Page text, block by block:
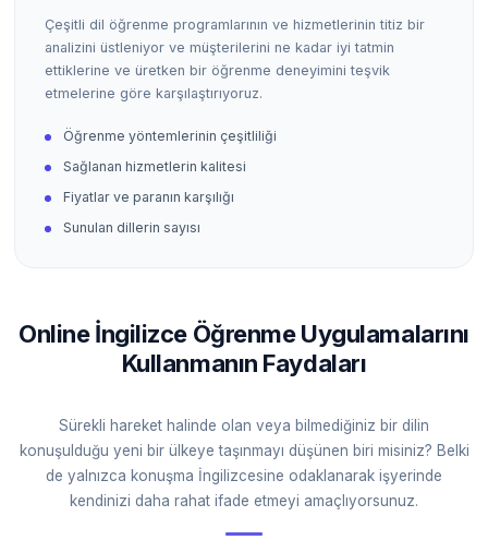
Çeşitli dil öğrenme programlarının ve hizmetlerinin titiz bir
analizini üstleniyor ve müşterilerini ne kadar iyi tatmin
ettiklerine ve üretken bir öğrenme deneyimini teşvik
etmelerine göre karşılaştırıyoruz.
Öğrenme yöntemlerinin çeşitliliği
Sağlanan hizmetlerin kalitesi
Fiyatlar ve paranın karşılığı
Sunulan dillerin sayısı
Online İngilizce Öğrenme Uygulamalarını
Kullanmanın Faydaları
Sürekli hareket halinde olan veya bilmediğiniz bir dilin
konuşulduğu yeni bir ülkeye taşınmayı düşünen biri misiniz? Belki
de yalnızca konuşma İngilizcesine odaklanarak işyerinde
kendinizi daha rahat ifade etmeyi amaçlıyorsunuz.